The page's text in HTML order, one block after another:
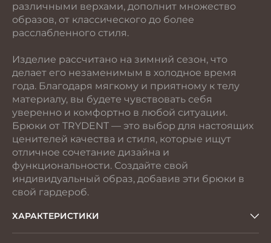
различными верхами, дополнит множество
образов, от классического до более
расслабленного стиля.
Изделие рассчитано на зимний сезон, что
делает его незаменимым в холодное время
года. Благодаря мягкому и приятному к телу
материалу, вы будете чувствовать себя
уверенно и комфортно в любой ситуации.
Брюки от TRYDENT — это выбор для настоящих
ценителей качества и стиля, которые ищут
отличное сочетание дизайна и
функциональности. Создайте свой
индивидуальный образ, добавив эти брюки в
свой гардероб.
ХАРАКТЕРИСТИКИ